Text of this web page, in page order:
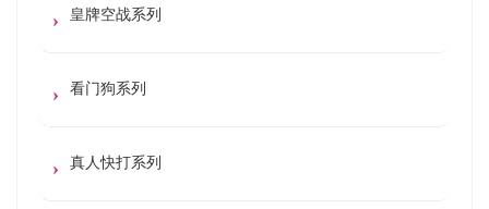
皇牌空战系列
看门狗系列
真人快打系列